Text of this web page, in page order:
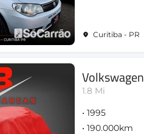
Curitiba - PR
Volkswagen
1.8 Mi
1995
190.000km